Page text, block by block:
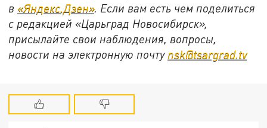
в «Яндекс.Дзен». Если вам есть чем поделиться
с редакцией «Царьград Новосибирск»,
присылайте свои наблюдения, вопросы,
новости на электронную почту nsk@tsargrad.tv